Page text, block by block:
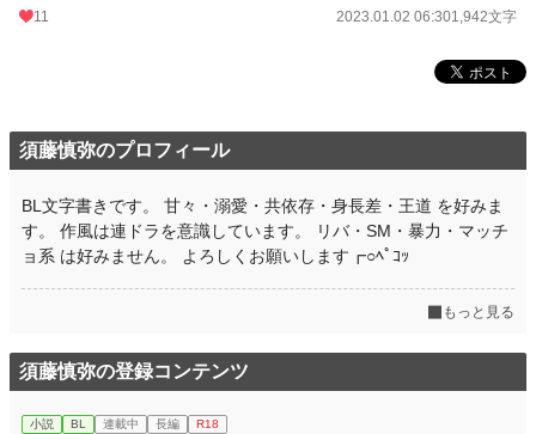
11 2023.01.02 06:301,942文字
須藤慎弥のプロフィール
BL文字書きです。 甘々・溺愛・共依存・身長差・王道 を好みま
す。 作風は連ドラを意識しています。 リバ・SM・暴力・マッチ
ョ系 は好みません。 よろしくお願いします┏○ﾍﾟｺｯ
もっと見る
須藤慎弥の登録コンテンツ
小説 BL 連載中 長編 R18